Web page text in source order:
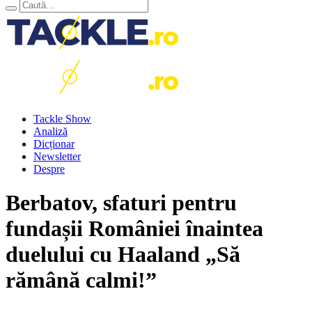
Tackle Show
Analiză
Dicționar
Newsletter
Despre
Berbatov, sfaturi pentru
fundașii României înaintea
duelului cu Haaland „Să
rămână calmi!”